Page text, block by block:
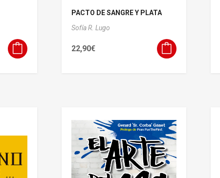
PACTO DE SANGRE Y PLATA
Sofía R. Lugo
22,90€